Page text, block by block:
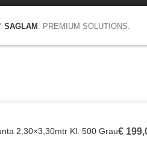
SAGLAM . PREMIUM SOLUTIONS.
2,30×3,30mtr Kl. 500 Grau€